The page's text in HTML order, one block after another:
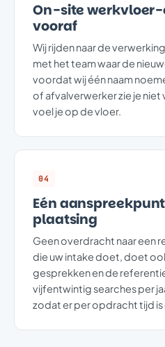
On-site
vooraf
Wij rijden naar de
met het team waar de
voordat wij één naam
of afvalverwerker zie je niet
voel je op de vloer.
04
Eén
plaatsing
Geen overdracht naar een
die uw intake doet, doet
gesprekken en de
vijfentwintig searches per
zodat er per opdracht tijd